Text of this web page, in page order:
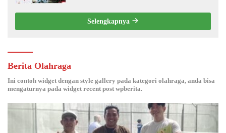
Juli 26, 2026
Diduga Kerja Asal Jadi Proyek P3A-TGAI Tahun 2026 Desa Patani.
Juli 22, 2026
Meriahkan Pembukaan Pesta Rakyat Melalui Panggung Hiburan
Kebersamaan.
Juli 18, 2026
Kemah Inspirasi Pemuda Galesong Selatan Curi Perhatian Publik
Melalui Video Potensi Desa.